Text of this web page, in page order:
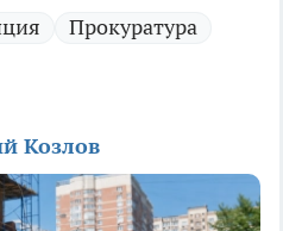
Прокуратура
Козлов